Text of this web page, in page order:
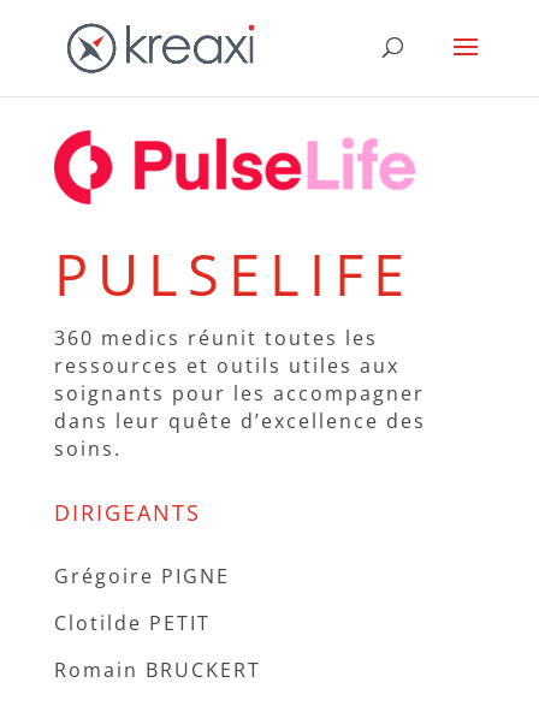
PULSELIFE
360 medics réunit toutes les
ressources et outils utiles aux
soignants pour les accompagner
dans leur quête d’excellence des
soins.
DIRIGEANTS
Grégoire PIGNE
Clotilde PETIT
Romain BRUCKERT